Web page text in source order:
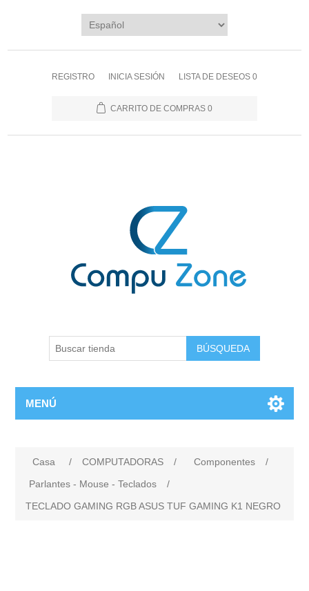
REGISTRO INICIA SESIÓN LISTA DE DESEOS 0
CARRITO DE COMPRAS 0
BÚSQUEDA
MENÚ
Casa / COMPUTADORAS / Componentes
/
Parlantes - Mouse - Teclados
/
TECLADO GAMING RGB ASUS TUF GAMING K1 NEGRO